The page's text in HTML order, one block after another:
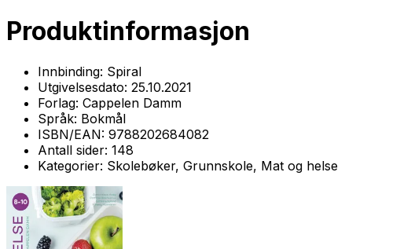
Produktinformasjon
Innbinding: Spiral
Utgivelsesdato: 25.10.2021
Forlag: Cappelen Damm
Språk: Bokmål
ISBN/EAN: 9788202684082
Antall sider: 148
Kategorier: Skolebøker, Grunnskole, Mat og helse